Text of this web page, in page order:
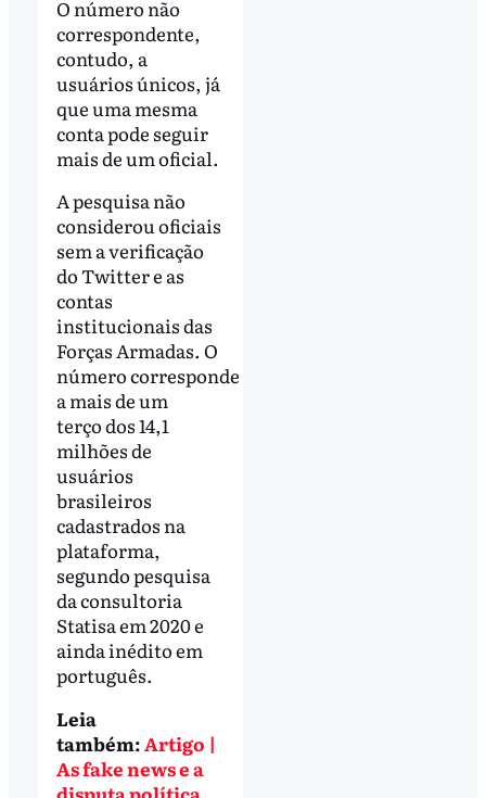
O número não
correspondente,
contudo, a
usuários únicos, já
que uma mesma
conta pode seguir
mais de um oficial.
A pesquisa não
considerou oficiais
sem a verificação
do Twitter e as
contas
institucionais das
Forças Armadas. O
número corresponde
a mais de um
terço dos 14,1
milhões de
usuários
brasileiros
cadastrados na
plataforma,
segundo pesquisa
da consultoria
Statisa em 2020 e
ainda inédito em
português.
Leia
também:Artigo |
As fake news e a